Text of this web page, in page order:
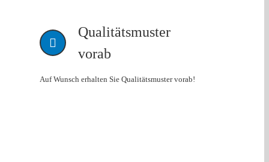
Qualitätsmuster
vorab
Auf Wunsch erhalten Sie Qualitätsmuster vorab!